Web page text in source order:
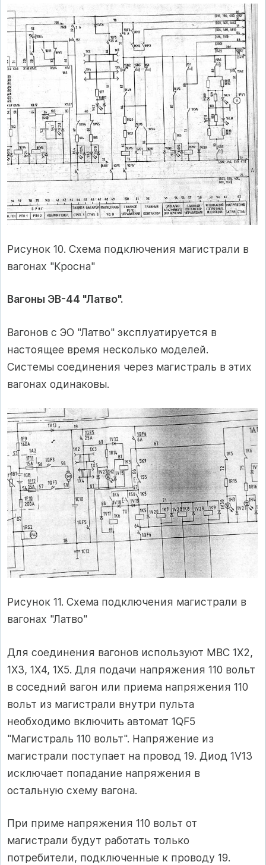
Рисунок 10. Схема подключения магистрали в
вагонах "Кросна"
Вагоны ЭВ-44 "Латво".
Вагонов с ЭО "Латво" эксплуатируется в
настоящее время несколько моделей.
Системы соединения через магистраль в этих
вагонах одинаковы.
Рисунок 11. Схема подключения магистрали в
вагонах "Латво"
Для соединения вагонов используют МВС 1Х2,
1Х3, 1Х4, 1Х5. Для подачи напряжения 110 вольт
в соседний вагон или приема напряжения 110
вольт из магистрали внутри пульта
необходимо включить автомат 1QF5
"Магистраль 110 вольт". Напряжение из
магистрали поступает на провод 19. Диод 1V13
исключает попадание напряжения в
остальную схему вагона.
При приме напряжения 110 вольт от
магистрали будут работать только
потребители, подключенные к проводу 19.